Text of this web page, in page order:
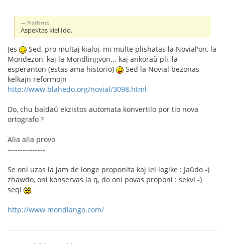
RiotNrrd:
Aspektas kiel Ido.
Jes
Sed, pro multaj kialoj, mi multe plishatas la Novial'on, la
Mondezon, kaj la Mondlingvon... kaj ankoraŭ pli, la
esperanton (estas ama historio)
Sed la Novial bezonas
kelkajn reformojn
http://www.blahedo.org/novial/3098.html
Do, chu baldaŭ ekzistos automata konvertilo por tio nova
ortografo ?
Alia alia provo
---------------
Se oni uzas la jam de longe proponita kaj iel logike : Jaŭdo -)
zhawdo, oni konservas la q, do oni povas proponi : sekvi -)
seqi
http://www.mondlango.com/